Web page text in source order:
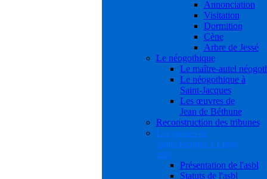
Annonciation
Visitation
Dormition
Cène
Arbre de Jessé
Le néogothique
Le maître-autel
Le néogothique à
Saint-Jacques
Les œuvres de
Jean de Béthune
Reconstruction des tribunes
Les guides de
Saint-Jacques à Liège
asbl
Présentation de l'asbl
Statuts de l'asbl